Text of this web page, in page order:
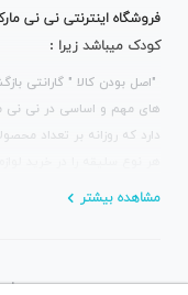
فروشگاه اینترنتی نی نی
کودک میباشد زیرا :
"اصل بودن کالا " گارانتی
های مهم و اساسی در نی نی
دارد که روزانه بر تعداد
مشاهده بیشتر
استفاده از مطالب سایت